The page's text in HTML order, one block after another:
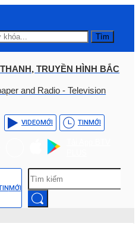
Tìm
TRUYỀN HÌNH BẮC
and Radio - Television
VIDEOMỚI TINMỚI
MỚI